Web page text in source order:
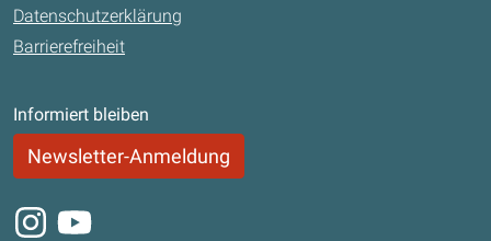
Datenschutzerklärung
Barrierefreiheit
Informiert bleiben
Newsletter-Anmeldung
Instagram
Youtube